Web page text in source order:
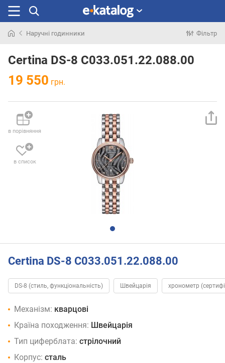
раніше
Наручні годинники Фільтр
Certina DS-8 C033.051.22.088.00
19 550 грн.
в порівняння
в список
Certina DS-8 C033.051.22.088.00
DS-8 (стиль, функціональність) Швейцарія хронометр
Механізм: кварцові
Країна походження: Швейцарія
Тип циферблата: стрілочний
Корпус: сталь